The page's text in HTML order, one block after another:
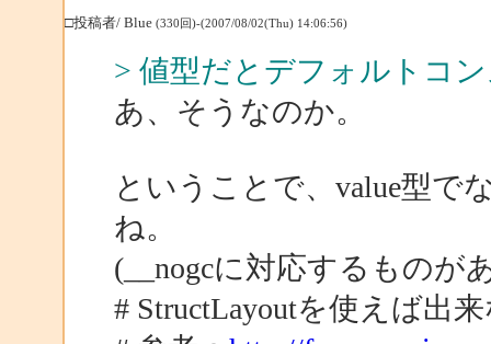
□投稿者/ Blue (330回)-(2007/08/02(Thu) 14:06:56)
> 値型だとデフォルトコ
あ、そうなのか。
ということで、value型で
ね。
(__nogcに対応するものが
# StructLayoutを使えば出